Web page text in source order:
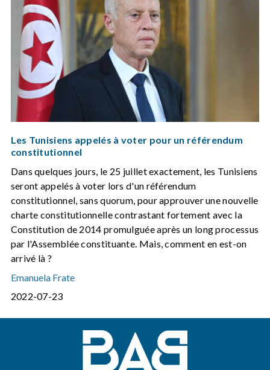
Les Tunisiens appelés à voter pour un référendum
constitutionnel
Dans quelques jours, le 25 juillet exactement, les Tunisiens
seront appelés à voter lors d'un référendum
constitutionnel, sans quorum, pour approuver une nouvelle
charte constitutionnelle contrastant fortement avec la
Constitution de 2014 promulguée après un long processus
par l'Assemblée constituante. Mais, comment en est-on
arrivé là ?
Emanuela Frate
2022-07-23